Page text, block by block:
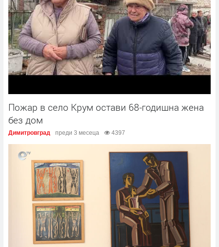
Пожар в село Крум остави 68-годишна жена
без дом
Димитровград преди 3 месеца 4397